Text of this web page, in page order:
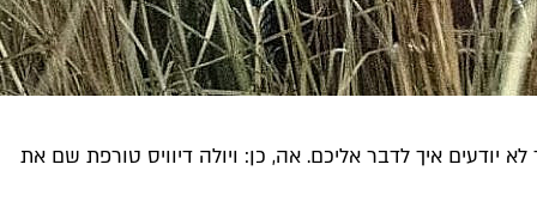
איך לדבר אליכם. אה, כן: ויולה דיוויס טורפת שם את